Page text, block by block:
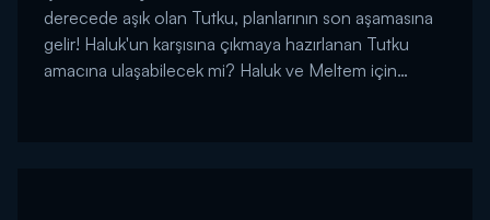
derecede aşık olan Tutku, planlarının son aşamasına
gelir! Haluk'un karşısına çıkmaya hazırlanan Tutku
amacına ulaşabilecek mi? Haluk ve Meltem için